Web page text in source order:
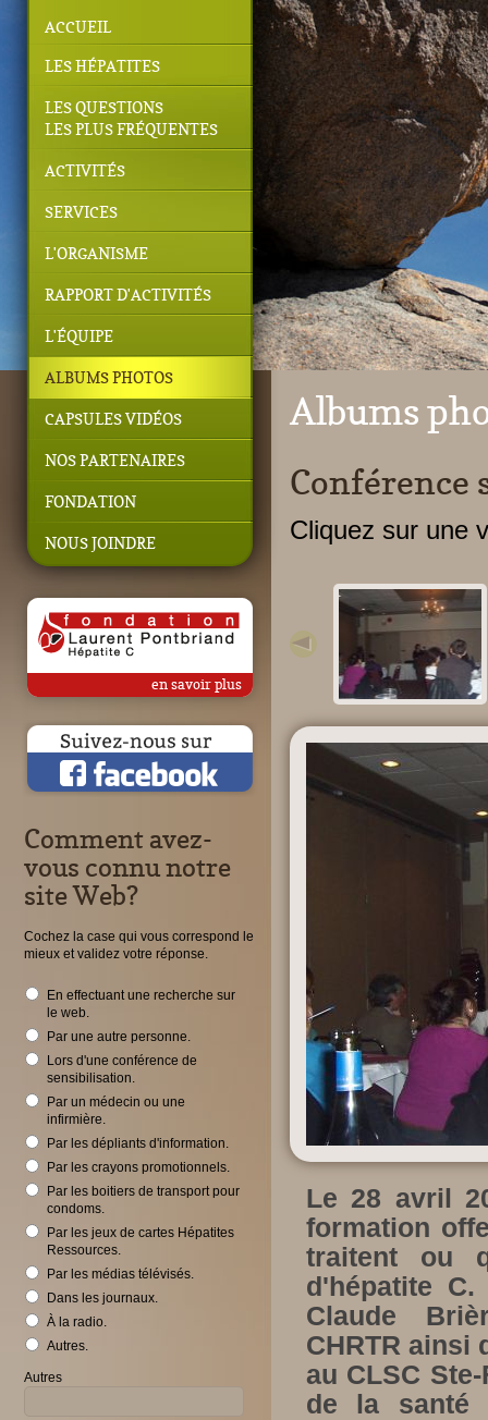
ACCUEIL
LES HÉPATITES
LES QUESTIONS
LES PLUS FRÉQUENTES
ACTIVITÉS
SERVICES
L'ORGANISME
RAPPORT D'ACTIVITÉS
L'ÉQUIPE
ALBUMS PHOTOS
CAPSULES VIDÉOS
NOS PARTENAIRES
FONDATION
NOUS JOINDRE
en savoir plus
Comment avez-
vous connu notre
site Web?
Cochez la case qui vous correspond le
mieux et validez votre réponse.
En effectuant une recherche sur
le web.
Par une autre personne.
Lors d'une conférence de
sensibilisation.
Par un médecin ou une
infirmière.
Par les dépliants d'information.
Par les crayons promotionnels.
Par les boitiers de transport pour
condoms.
Par les jeux de cartes Hépatites
Ressources.
Par les médias télévisés.
Dans les journaux.
À la radio.
Autres.
Autres
Albums
Conférence
Cliquez sur une
Le 28 avril
formation
traitent ou
d'hépatite
Claude
CHRTR ainsi
au CLSC
de la santé